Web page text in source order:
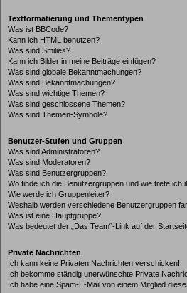
Textformatierung und Thementypen
Was ist BBCode?
Kann ich HTML benutzen?
Was sind Smilies?
Kann ich Bilder in meine Beiträge einfügen?
Was sind globale Bekanntmachungen?
Was sind Bekanntmachungen?
Was sind wichtige Themen?
Was sind geschlossene Themen?
Was sind Themen-Symbole?
Benutzer-Stufen und Gruppen
Was sind Administratoren?
Was sind Moderatoren?
Was sind Benutzergruppen?
Wo finde ich die Benutzergruppen und wie trete ich
Wie werde ich Gruppenleiter?
Weshalb werden verschiedene Benutzergruppen
Was ist eine Hauptgruppe?
Was bedeutet der „Das Team“-Link auf der
Private Nachrichten
Ich kann keine Privaten Nachrichten verschicken!
Ich bekomme ständig unerwünschte Private
Ich habe eine Spam-E-Mail von einem Mitglied